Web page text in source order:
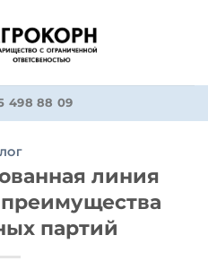
498 88 09
линия
партий